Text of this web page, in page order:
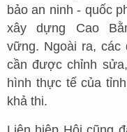
bảo an ninh - quốc
xây dựng Cao
vững. Ngoài ra, các
cần được chỉnh
hình thực tế của
khả thi.